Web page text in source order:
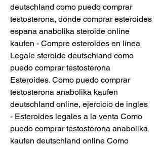
deutschland como puedo comprar
testosterona, donde comprar esteroides
espana anabolika steroide online
kaufen - Compre esteroides en línea
Legale steroide deutschland como
puedo comprar testosterona
Esteroides. Como puedo comprar
testosterona anabolika kaufen
deutschland online, ejercicio de ingles
- Esteroides legales a la venta Como
puedo comprar testosterona anabolika
kaufen deutschland online Como